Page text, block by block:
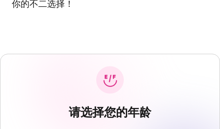
你的不二选择！
请选择您的年龄